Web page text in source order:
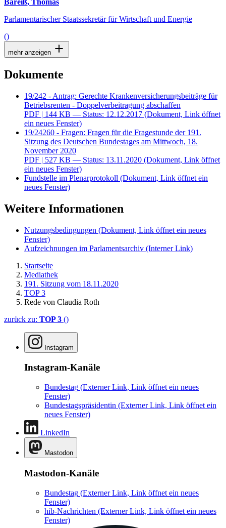
Bareiß, Thomas
Parlamentarischer Staatssekretär für Wirtschaft und Energie
()
mehr anzeigen
Dokumente
19/242 - Antrag: Gerechte Krankenversicherungsbeiträge für
Betriebsrenten - Doppelverbeitragung abschaffen
PDF | 144 KB — Status: 12.12.2017 (Dokument, Link öffnet
ein neues Fenster)
19/24260 - Fragen: Fragen für die Fragestunde der 191.
Sitzung des Deutschen Bundestages am Mittwoch, 18.
November 2020
PDF | 527 KB — Status: 13.11.2020 (Dokument, Link öffnet
ein neues Fenster)
Fundstelle im Plenarprotokoll (Dokument, Link öffnet ein
neues Fenster)
Weitere Informationen
Nutzungsbedingungen (Dokument, Link öffnet ein neues
Fenster)
Aufzeichnungen im Parlamentsarchiv (Interner Link)
Startseite
Mediathek
191. Sitzung vom 18.11.2020
TOP 3
Rede von Claudia Roth
zurück zu: TOP 3 ()
Instagram
Instagram-Kanäle
Bundestag (Externer Link, Link öffnet ein neues
Fenster)
Bundestagspräsidentin (Externer Link, Link öffnet ein
neues Fenster)
LinkedIn
Mastodon
Mastodon-Kanäle
Bundestag (Externer Link, Link öffnet ein neues
Fenster)
hib-Nachrichten (Externer Link, Link öffnet ein neues
Fenster)